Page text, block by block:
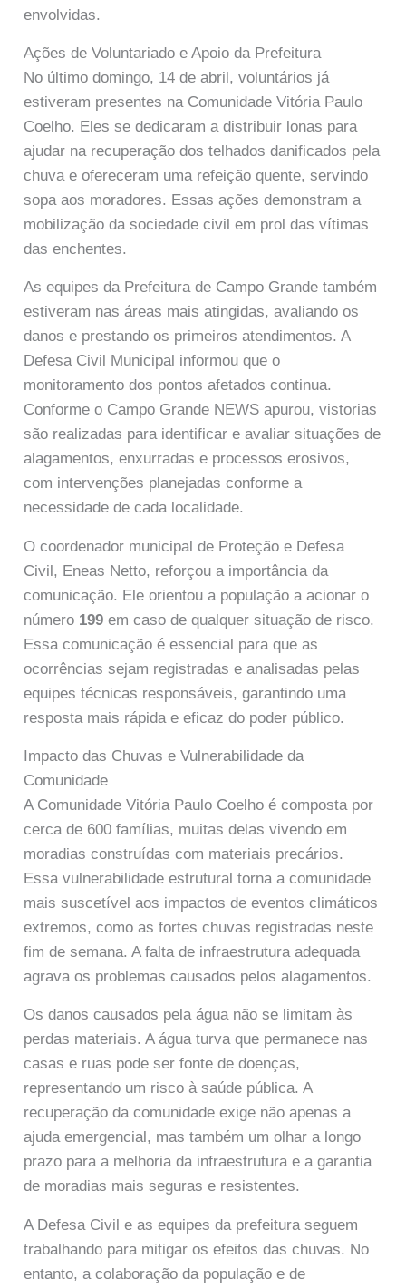
envolvidas.
Ações de Voluntariado e Apoio da Prefeitura
No último domingo, 14 de abril, voluntários já
estiveram presentes na Comunidade Vitória Paulo
Coelho. Eles se dedicaram a distribuir lonas para
ajudar na recuperação dos telhados danificados pela
chuva e ofereceram uma refeição quente, servindo
sopa aos moradores. Essas ações demonstram a
mobilização da sociedade civil em prol das vítimas
das enchentes.
As equipes da Prefeitura de Campo Grande também
estiveram nas áreas mais atingidas, avaliando os
danos e prestando os primeiros atendimentos. A
Defesa Civil Municipal informou que o
monitoramento dos pontos afetados continua.
Conforme o Campo Grande NEWS apurou, vistorias
são realizadas para identificar e avaliar situações de
alagamentos, enxurradas e processos erosivos,
com intervenções planejadas conforme a
necessidade de cada localidade.
O coordenador municipal de Proteção e Defesa
Civil, Eneas Netto, reforçou a importância da
comunicação. Ele orientou a população a acionar o
número 199 em caso de qualquer situação de risco.
Essa comunicação é essencial para que as
ocorrências sejam registradas e analisadas pelas
equipes técnicas responsáveis, garantindo uma
resposta mais rápida e eficaz do poder público.
Impacto das Chuvas e Vulnerabilidade da
Comunidade
A Comunidade Vitória Paulo Coelho é composta por
cerca de 600 famílias, muitas delas vivendo em
moradias construídas com materiais precários.
Essa vulnerabilidade estrutural torna a comunidade
mais suscetível aos impactos de eventos climáticos
extremos, como as fortes chuvas registradas neste
fim de semana. A falta de infraestrutura adequada
agrava os problemas causados pelos alagamentos.
Os danos causados pela água não se limitam às
perdas materiais. A água turva que permanece nas
casas e ruas pode ser fonte de doenças,
representando um risco à saúde pública. A
recuperação da comunidade exige não apenas a
ajuda emergencial, mas também um olhar a longo
prazo para a melhoria da infraestrutura e a garantia
de moradias mais seguras e resistentes.
A Defesa Civil e as equipes da prefeitura seguem
trabalhando para mitigar os efeitos das chuvas. No
entanto, a colaboração da população e de